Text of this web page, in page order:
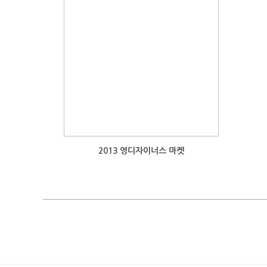
2013 영디자이너스 마켓